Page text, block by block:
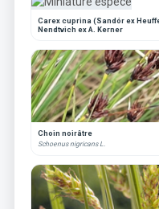
Carex cuprina (Sandór ex
Nendtvich ex A. Kerner
Choin noirâtre
Schoenus nigricans L.